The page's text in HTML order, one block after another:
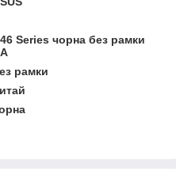
Series чорна без рамки
рамки